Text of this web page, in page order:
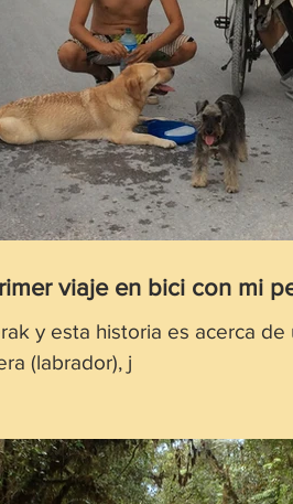
viaje en bici con mi
y esta historia es acerca
(labrador), j